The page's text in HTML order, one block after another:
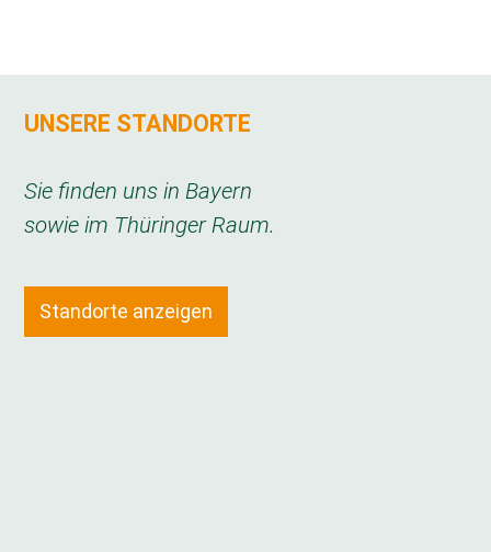
UNSERE STANDORTE
Sie finden uns in Bayern
sowie im Thüringer Raum.
Standorte anzeigen